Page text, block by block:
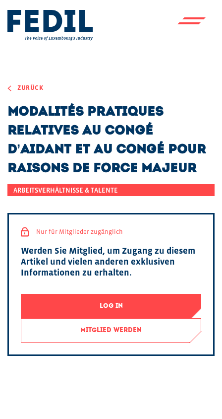
ZURÜCK
Modalités pratiques
relatives au congé
d’aidant et au congé pour
raisons de force majeur
ARBEITSVERHÄLTNISSE & TALENTE
Nur für Mitglieder zugänglich
Werden Sie Mitglied, um Zugang zu diesem
Artikel und vielen anderen exklusiven
Informationen zu erhalten.
LOG IN
MITGLIED WERDEN